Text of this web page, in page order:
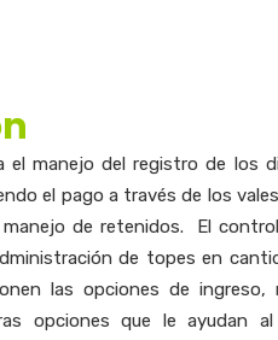
el manejo del registro de los
el pago a través de los
de retenidos. El
de topes en
las opciones de ingreso,
opciones que le ayudan al